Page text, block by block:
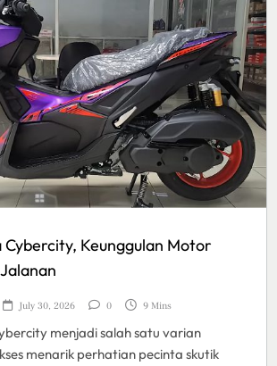
Keunggulan Motor
July 30, 2026 0 9 Mins
menjadi salah satu varian
menarik perhatian pecinta skutik